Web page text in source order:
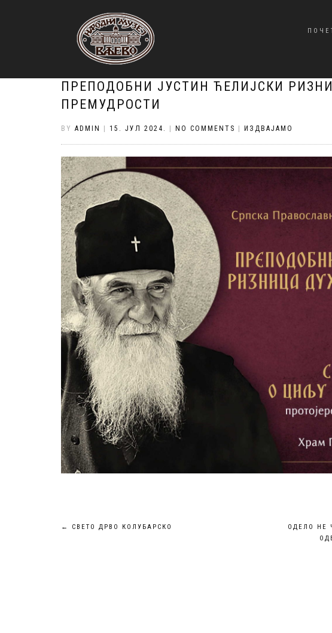
ПРЕПОДОБНИ ЈУСТИН ЋЕЛИЈСКИ
ПРЕМУДРОСТИ
BY ADMIN 15. ЈУЛ 2024. NO COMMENTS ИЗДВАЈАМО
Кретање
← СВЕТО ДРВО КОЛУБАРСКО
ОДЕЛО НЕ